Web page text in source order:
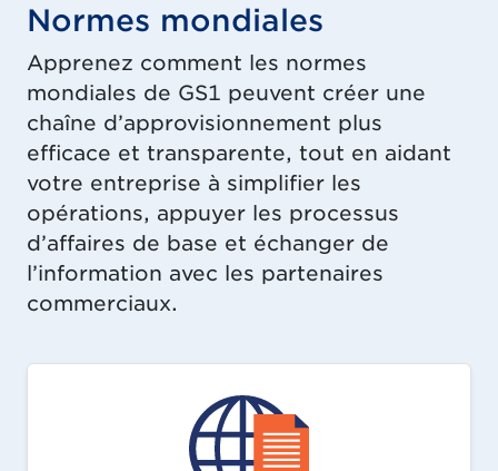
Normes mondiales
Apprenez comment les normes
mondiales de GS1 peuvent créer une
chaîne d’approvisionnement plus
efficace et transparente, tout en aidant
votre entreprise à simplifier les
opérations, appuyer les processus
d’affaires de base et échanger de
l’information avec les partenaires
commerciaux.